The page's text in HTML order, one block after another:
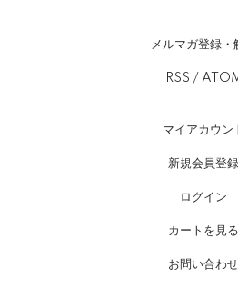
メルマガ登録・
RSS /
マイアカウン
新規会員登録
ログイン
カートを見る
お問い合わせ